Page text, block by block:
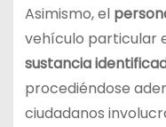
Asimismo, el
vehículo particular
sustancia
procediéndose
ciudadanos